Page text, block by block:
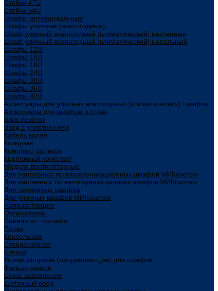
Стойки 47U
Стойки 54U
Шкафы антивандальные
Шкафы уличные (всепогодные)
Шкаф уличный всепогодный (климатический) настенный
Шкаф уличный всепогодный (климатический) напольный
Шкафы 12U
Шкафы 15U
Шкафы 18U
Шкафы 24U
Шкафы 30U
Шкафы 36U
Шкафы 42U
Аксессуары для уличных всепогодных (климатических) шкафов
Аксессуары для шкафов и стоек
Блок розеток
Ввод с уплотнением
Кабель канал
Козырьки
Комплект роликов
Крепежный комплект
Модули вентиляторные
Для напольных телекоммуникационных шкафов МИКсистем
Для настенных телекоммуникационных шкафов МИКсистем
Для серверных шкафов
Для уличных шкафов МИКсистем
Направляющие
Органайзеры
Панели эл. питания
Полки
Консольная
Стационарная
Стенки
Уголки опорные (направляющие) для шкафов
Фальш-панели
Шина заземления
Щеточный ввод